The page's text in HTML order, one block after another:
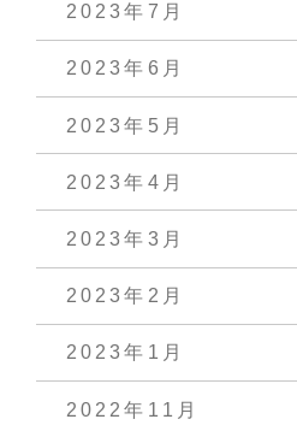
2023年7月
2023年6月
2023年5月
2023年4月
2023年3月
2023年2月
2023年1月
2022年11月